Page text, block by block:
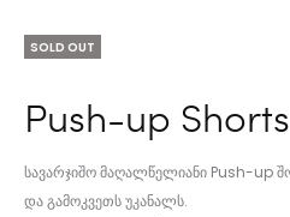
SOLD OUT
Push-up
სავარჯიშო მაღალწელიანი Push-up
და გამოკვეთს უკანალს.